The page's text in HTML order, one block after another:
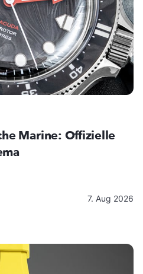
Marine: Offizielle
7. Aug 2026